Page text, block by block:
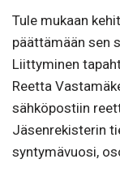
Tule mukaan
päättämään sen
Liittyminen
Reetta
sähköpostiin
Jäsenrekisterin
syntymävuosi,